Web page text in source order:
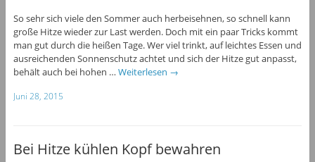
So sehr sich viele den Sommer auch herbeisehnen, so schnell kann
große Hitze wieder zur Last werden. Doch mit ein paar Tricks kommt
man gut durch die heißen Tage. Wer viel trinkt, auf leichtes Essen und
ausreichenden Sonnenschutz achtet und sich der Hitze gut anpasst,
behält auch bei hohen … Weiterlesen →
Juni 28, 2015
Bei Hitze kühlen Kopf bewahren